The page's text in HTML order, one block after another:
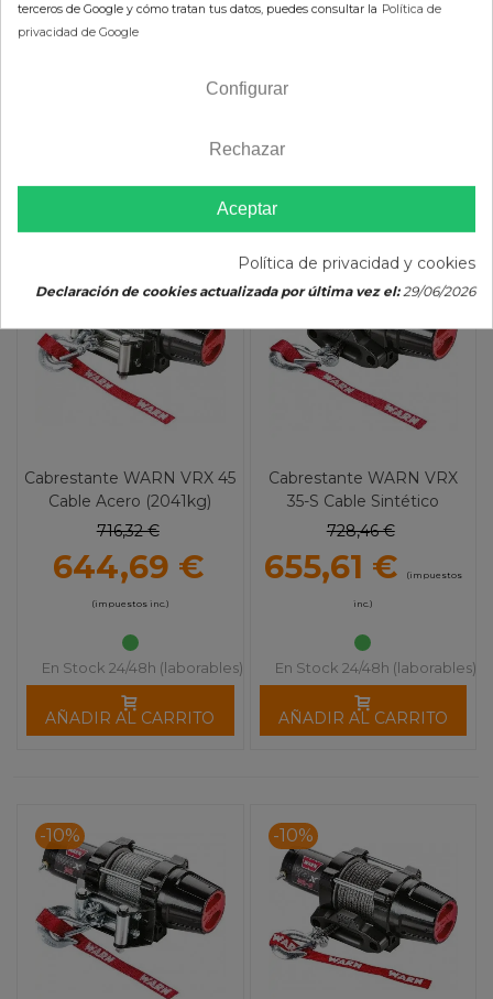
(impuestos inc.)
En Stock 24/48h (laborables)
AÑADIR AL CARRITO
Cabrestante WARN VRX 45
Cable Acero (2041kg)
716,32 €
644,69 €
(impuestos inc.)
En Stock 24/48h (laborables)
AÑADIR AL CARRITO
-10%
Cabrestante WARN VRX
35-S Cable Sintético
(1587kg)
728,46 €
655,61 € (impuestos
inc.)
En Stock 24/48h (laborables)
AÑADIR AL CARRITO
-10% -10%
terceros de Google y cómo tratan tus datos, puedes consultar la Política de
privacidad de Google
Configurar
Rechazar
Aceptar
Política de privacidad y cookies
Declaración de cookies actualizada por última vez el:29/06/2026